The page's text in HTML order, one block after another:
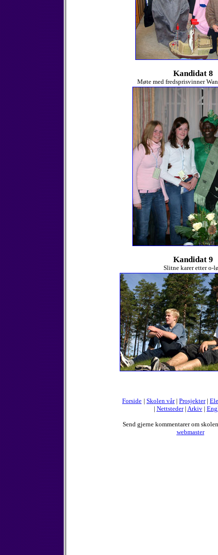
Kandidat 8
Møte med fredsprisvinner
Kandidat 9
Slitne karer etter o-
Forside | Skolen vår| Prosjekter|
| Nettsteder| Arkiv|
Send gjerne kommentarer om
webmaster